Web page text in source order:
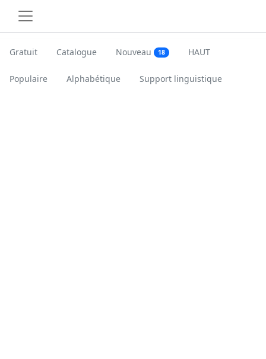
Gratuit Catalogue Nouveau 18 HAUT
Populaire Alphabétique Support linguistique